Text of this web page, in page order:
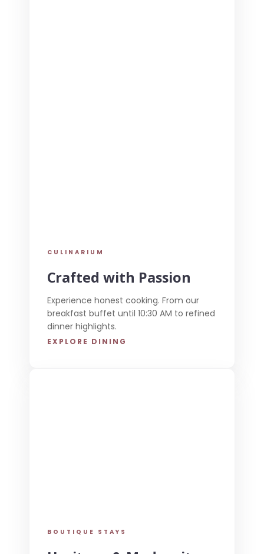
CULINARIUM
Crafted with Passion
Experience honest cooking. From our
breakfast buffet until 10:30 AM to refined
dinner highlights.
EXPLORE DINING
BOUTIQUE STAYS